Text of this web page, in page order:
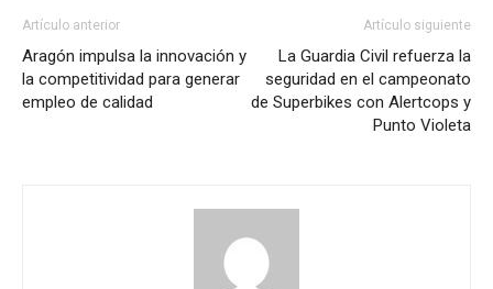
Artículo anterior
Aragón impulsa la innovación y
la competitividad para generar
empleo de calidad
Artículo siguiente
La Guardia Civil refuerza la
seguridad en el campeonato
de Superbikes con Alertcops y
Punto Violeta